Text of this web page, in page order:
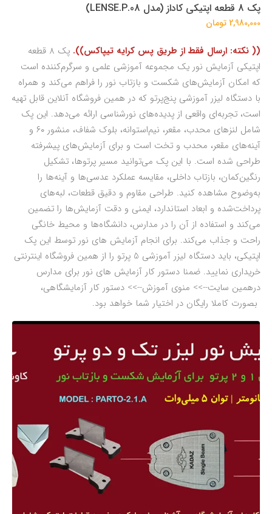
پک 8 قطعه اپتیکی کاداز (مدل LENSE.P.08)
2,980,000 تومان
(( نکته: ارسال فقط از طریق پس کرایه تیپاکس)).
پک 8 قطعه
اپتیکی آزمایش نور یک مجموعه آموزشی علمی و سرگرم‌کننده است
که امکان آزمایش‌های شکست و بازتاب نور را فراهم می‌کند و همراه
با دستگاه لیزر آموزشی پنج‌پرتو که در همین فروشگاه آنلاین قابل تهیه
است، تجربه‌ای واقعی از پدیده‌های نورشناسی ارائه می‌دهد. این پک
شامل لنزهای محدب، مقعر، نیم‌استوانه، بلوک شفاف، منشور ۶۰ و
آینه‌های مقعر، محدب و تخت است و برای آزمایش‌های پیشرفته
طراحی شده است. با این پک می‌توانید مسیر پرتوها، تشکیل
رنگین‌کمان، بازتاب داخلی، مقایسه عملکرد عدسی‌ها و آینه‌ها را
به‌وضوح مشاهده کنید. طراحی مقاوم و دقیق قطعات، لبه‌های
پرداخت‌شده و ابعاد استاندارد، ایمنی و دقت آزمایش‌ها را تضمین
می‌کند و استفاده از آن را در مدارس، دانشگاه‌ها و محیط خانگی
راحت و جذاب می‌کند. برای انجام آزمایش های نور توسط این پک
اپتیکی، باید دستگاه لیزر آموزشی 5 پرتو را از همین فروشگاه اینترنتی
خریداری نمایید. ضمنا دستور کار آزمایش های نور برای مدارس
درهمین سایت-->> منوی آموزش-->> دستور کار آزمایشگاهی،
بصورت کاملا رایگان در اختیار شما خواهد بود.